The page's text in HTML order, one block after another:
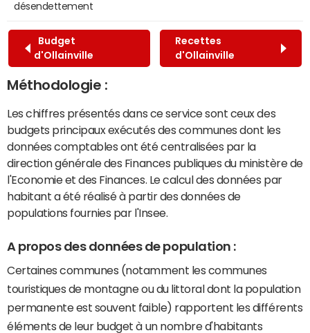
désendettement
Budget
d'Ollainville
Recettes
d'Ollainville
Méthodologie :
Les chiffres présentés dans ce service sont ceux des
budgets principaux exécutés des communes dont les
données comptables ont été centralisées par la
direction générale des Finances publiques du ministère de
l'Economie et des Finances. Le calcul des données par
habitant a été réalisé à partir des données de
populations fournies par l'Insee.
A propos des données de population :
Certaines communes (notamment les communes
touristiques de montagne ou du littoral dont la population
permanente est souvent faible) rapportent les différents
éléments de leur budget à un nombre d'habitants